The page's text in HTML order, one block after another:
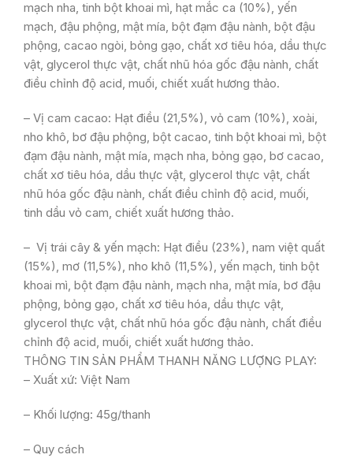
mạch nha, tinh bột khoai mì, hạt mắc ca (10%), yến
mạch, đậu phộng, mật mía, bột đạm đậu nành, bột đậu
phộng, cacao ngòi, bỏng gạo, chất xơ tiêu hóa, dầu thực
vật, glycerol thực vật, chất nhũ hóa gốc đậu nành, chất
điều chỉnh độ acid, muối, chiết xuất hương thảo.
– Vị cam cacao: Hạt điều (21,5%), vỏ cam (10%), xoài,
nho khô, bơ đậu phộng, bột cacao, tinh bột khoai mì, bột
đạm đậu nành, mật mía, mạch nha, bỏng gạo, bơ cacao,
chất xơ tiêu hóa, dầu thực vật, glycerol thực vật, chất
nhũ hóa gốc đậu nành, chất điều chỉnh độ acid, muối,
tinh dầu vỏ cam, chiết xuất hương thảo.
– Vị trái cây & yến mạch: Hạt điều (23%), nam việt quất
(15%), mơ (11,5%), nho khô (11,5%), yến mạch, tinh bột
khoai mì, bột đạm đậu nành, mạch nha, mật mía, bơ đậu
phộng, bỏng gạo, chất xơ tiêu hóa, dầu thực vật,
glycerol thực vật, chất nhũ hóa gốc đậu nành, chất điều
chỉnh độ acid, muối, chiết xuất hương thảo.
THÔNG TIN SẢN PHẨM THANH NĂNG LƯỢNG PLAY:
– Xuất xứ: Việt Nam
– Khối lượng: 45g/thanh
– Quy cách